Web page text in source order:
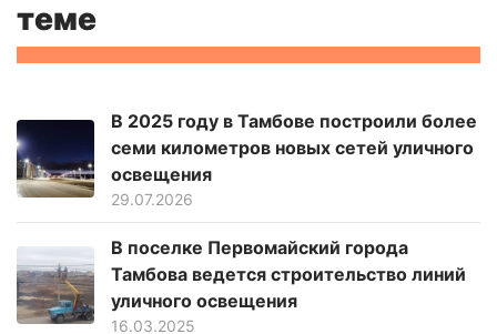
теме
В 2025 году в Тамбове построили более
семи километров новых сетей уличного
освещения
29.07.2026
В поселке Первомайский города
Тамбова ведется строительство линий
уличного освещения
16.03.2025